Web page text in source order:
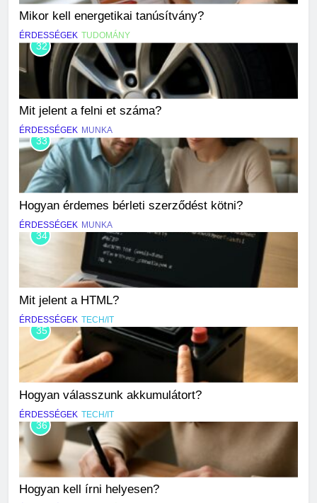
Mikor kell energetikai tanúsítvány?
ÉRDESSÉGEK TUDOMÁNY
32
Mit jelent a felni et száma?
ÉRDESSÉGEK MUNKA
33
Hogyan érdemes bérleti szerződést kötni?
ÉRDESSÉGEK MUNKA
34
Mit jelent a HTML?
ÉRDESSÉGEK TECH/IT
35
Hogyan válasszunk akkumulátort?
ÉRDESSÉGEK TECH/IT
36
Hogyan kell írni helyesen?